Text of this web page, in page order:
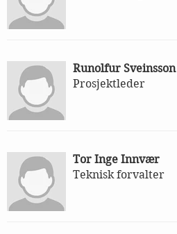
Runolfur Sveinsson
Prosjektleder
Tor Inge Innvær
Teknisk forvalter